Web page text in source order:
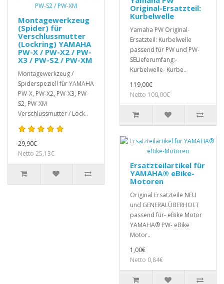
Montagewerkzeug
(Spider) für
Verschlussmutter
(Lockring) YAMAHA
PW-X / PW-X2 / PW-
X3 / PW-S2 / PW-XM
Montagewerkzeug /
Spiderspeziell für YAMAHA
PW-X, PW-X2, PW-X3, PW-
S2, PW-XM
Verschlussmutter / Lock..
29,90€
Netto 25,13€
Original-Ersatzteil:
Kurbelwelle
Yamaha PW Original-
Ersatzteil: Kurbelwelle
passend für PW und PW-
SELieferumfang:-
Kurbelwelle- Kurbe..
119,00€
Netto 100,00€
Ersatzteilartikel für
YAMAHA® eBike-
Motoren
Original Ersatzteile NEU
und GENERALÜBERHOLT
passend für- eBike Motor
YAMAHA® PW- eBike
Motor..
1,00€
Netto 0,84€